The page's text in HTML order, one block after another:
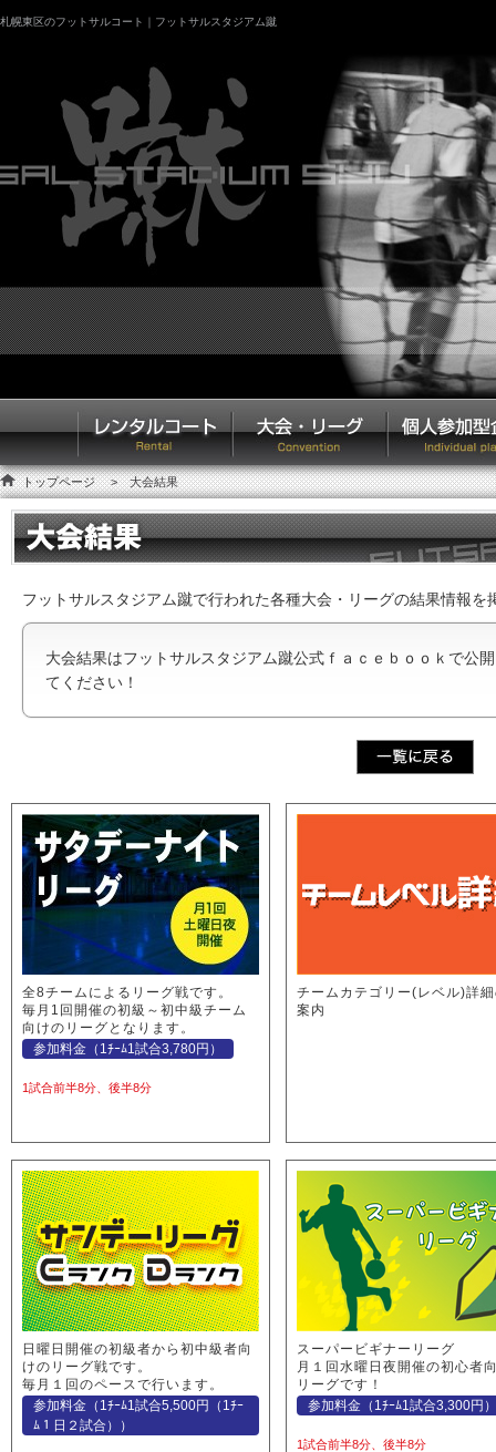
札幌東区のフットサルコート｜フットサルスタジアム蹴
トップページ> 大会結果
フットサルスタジアム蹴で行われた各種大会・リーグの結果情報を
大会結果はフットサルスタジアム蹴公式ｆａｃｅｂｏｏｋで公
てください！
全8チームによるリーグ戦です。
毎月1回開催の初級～初中級チーム
向けのリーグとなります。
参加料金（1ﾁｰﾑ1試合3,780円）
1試合前半8分、後半8分
チームカテゴリー(レベル)詳
案内
日曜日開催の初級者から初中級者向
けのリーグ戦です。
毎月１回のペースで行います。
参加料金（1ﾁｰﾑ1試合5,500円（1ﾁｰ
ﾑ１日２試合））
スーパービギナーリーグ
月１回水曜日夜開催の初心者
リーグです！
参加料金（1ﾁｰﾑ1試合3,300円）
1試合前半8分、後半8分